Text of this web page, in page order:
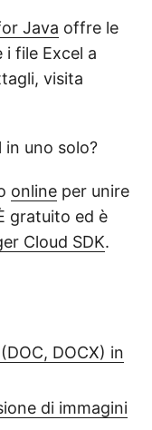
Java offre le
i file Excel a
visita
in uno solo?
online per unire
gratuito ed è
Cloud SDK.
DOCX) in
di immagini